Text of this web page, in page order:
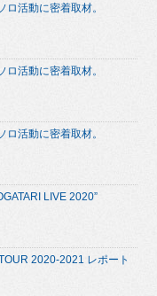
ロ活動に密着取材。
ロ活動に密着取材。
ロ活動に密着取材。
LIVE 2020”
2020-2021 レポート